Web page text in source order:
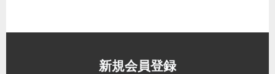
新規会員登録